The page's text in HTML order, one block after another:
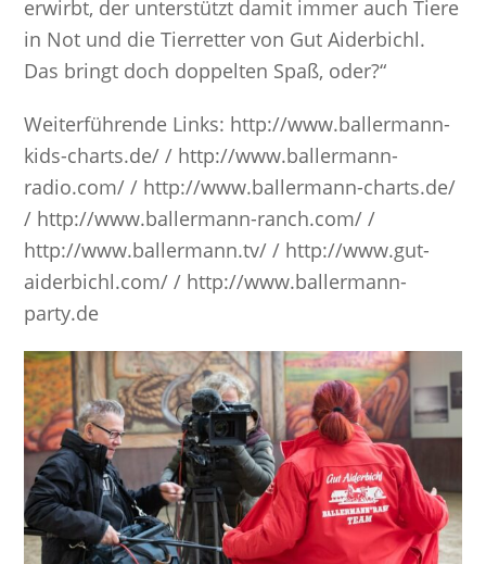
erwirbt, der unterstützt damit immer auch Tiere
in Not und die Tierretter von Gut Aiderbichl.
Das bringt doch doppelten Spaß, oder?“
Weiterführende Links: http://www.ballermann-
kids-charts.de/ / http://www.ballermann-
radio.com/ / http://www.ballermann-charts.de/
/ http://www.ballermann-ranch.com/ /
http://www.ballermann.tv/ / http://www.gut-
aiderbichl.com/ / http://www.ballermann-
party.de